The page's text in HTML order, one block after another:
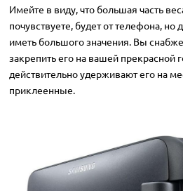
Имейте в виду, что большая часть
почувствуете, будет от телефона, но
иметь большого значения. Вы
закрепить его на вашей прекрасной
действительно удерживают его на
приклеенные.